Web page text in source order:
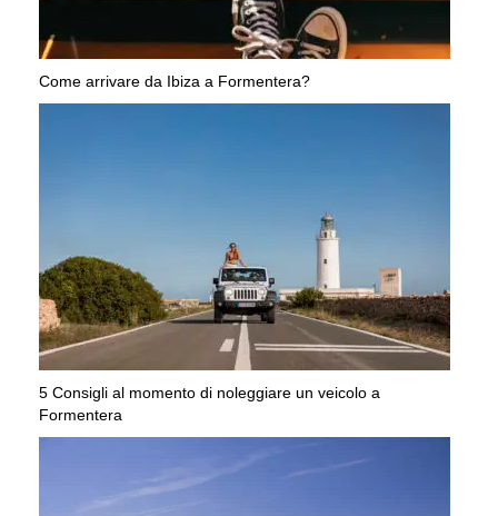
Come arrivare da Ibiza a Formentera?
5 Consigli al momento di noleggiare un veicolo a
Formentera